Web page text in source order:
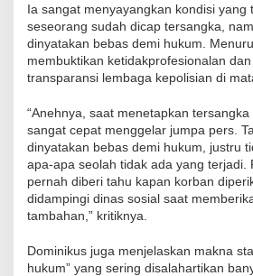
Ia sangat menyayangkan kondisi yang
seseorang sudah dicap tersangka,
dinyatakan bebas demi hukum.
membuktikan ketidakprofesionalan
transparansi lembaga kepolisian di
“Anehnya, saat menetapkan
sangat cepat menggelar jumpa pers.
dinyatakan bebas demi hukum, justru
apa-apa seolah tidak ada yang terjadi.
pernah diberi tahu kapan korban
didampingi dinas sosial saat
tambahan,” kritiknya.
Dominikus juga menjelaskan makna
hukum” yang sering disalahartikan